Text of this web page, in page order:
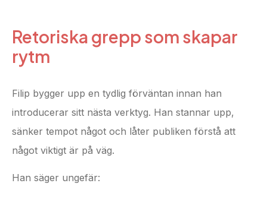
Retoriska grepp som skapar
rytm
Filip bygger upp en tydlig förväntan innan han
introducerar sitt nästa verktyg. Han stannar upp,
sänker tempot något och låter publiken förstå att
något viktigt är på väg.
Han säger ungefär: